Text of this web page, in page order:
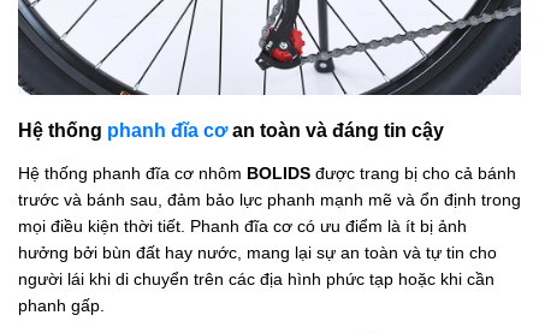
Hệ thống phanh đĩa cơan toàn và đáng tin cậy
Hệ thống phanh đĩa cơ nhôm BOLIDS được trang bị cho cả bánh
trước và bánh sau, đảm bảo lực phanh mạnh mẽ và ổn định trong
mọi điều kiện thời tiết. Phanh đĩa cơ có ưu điểm là ít bị ảnh
hưởng bởi bùn đất hay nước, mang lại sự an toàn và tự tin cho
người lái khi di chuyển trên các địa hình phức tạp hoặc khi cần
phanh gấp.